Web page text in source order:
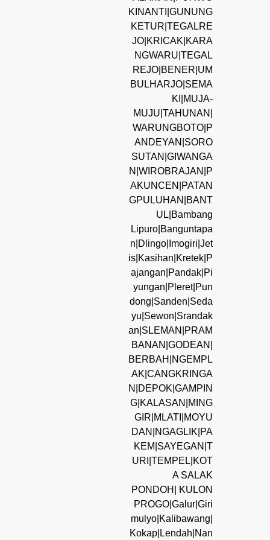
KINANTI|GUNUNG
KETUR|TEGALRE
JO|KRICAK|KARA
NGWARU|TEGAL
REJO|BENER|UM
BULHARJO|SEMA
KI|MUJA-
MUJU|TAHUNAN|
WARUNGBOTO|P
ANDEYAN|SORO
SUTAN|GIWANGA
N|WIROBRAJAN|P
AKUNCEN|PATAN
GPULUHAN|BANT
UL|Bambang
Lipuro|Banguntapa
n|Dlingo|Imogiri|Jet
is|Kasihan|Kretek|P
ajangan|Pandak|Pi
yungan|Pleret|Pun
dong|Sanden|Seda
yu|Sewon|Srandak
an|SLEMAN|PRAM
BANAN|GODEAN|
BERBAH|NGEMPL
AK|CANGKRINGA
N|DEPOK|GAMPIN
G|KALASAN|MING
GIR|MLATI|MOYU
DAN|NGAGLIK|PA
KEM|SAYEGAN|T
URI|TEMPEL|KOT
A SALAK
PONDOH| KULON
PROGO|Galur|Giri
mulyo|Kalibawang|
Kokap|Lendah|Nan